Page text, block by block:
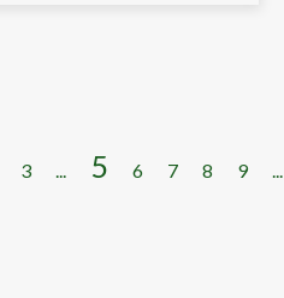
3 ... 5 6 7 8 9 ...